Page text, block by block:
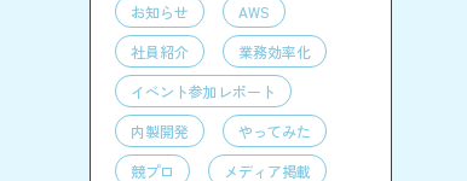
お知らせ
AWS
社員紹介
業務効率化
イベント参加レポート
内製開発
やってみた
競プロ
メディア掲載